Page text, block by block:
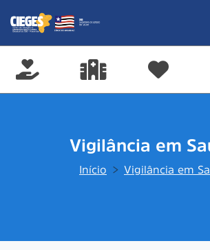
Vigilância em
Início Vigilância em